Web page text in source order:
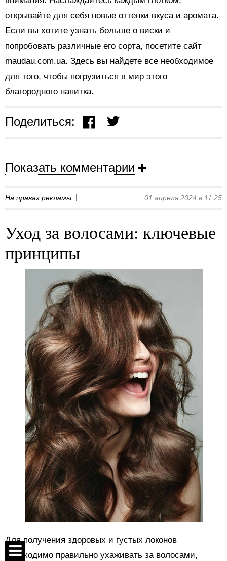
открывайте для себя новые оттенки вкуса и аромата.
Если вы хотите узнать больше о виски и
попробовать различные его сорта, посетите сайт
maudau.com.ua. Здесь вы найдете все необходимое
для того, чтобы погрузиться в мир этого
благородного напитка.
Поделиться:
Показать комментарии
На правах рекламы 01 апреля 2024 в 11:25
Уход за волосами: ключевые
принципы
Для получения здоровых и густых локонов
необходимо правильно ухаживать за волосами,